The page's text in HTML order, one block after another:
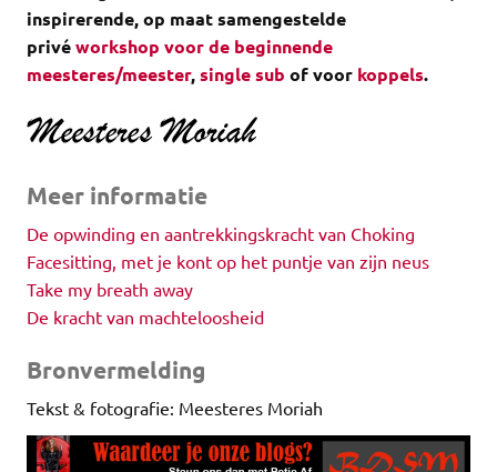
inspirerende, op maat samengestelde
privéworkshop voor de beginnende
meesteres/meester,single sub of voor koppels.
Meer informatie
De opwinding en aantrekkingskracht van Choking
Facesitting, met je kont op het puntje van zijn neus
Take my breath away
De kracht van machteloosheid
Bronvermelding
Tekst & fotografie: Meesteres Moriah